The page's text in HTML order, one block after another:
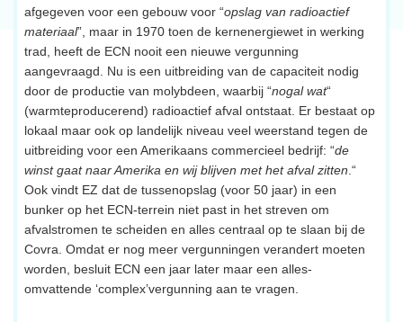
afgegeven voor een gebouw voor “opslag van radioactief
materiaal”, maar in 1970 toen de kernenergiewet in werking
trad, heeft de ECN nooit een nieuwe vergunning
aangevraagd. Nu is een uitbreiding van de capaciteit nodig
door de productie van molybdeen, waarbij “nogal wat“
(warmteproducerend) radioactief afval ontstaat. Er bestaat op
lokaal maar ook op landelijk niveau veel weerstand tegen de
uitbreiding voor een Amerikaans commercieel bedrijf: “de
winst gaat naar Amerika en wij blijven met het afval zitten .“
Ook vindt EZ dat de tussenopslag (voor 50 jaar) in een
bunker op het ECN-terrein niet past in het streven om
afvalstromen te scheiden en alles centraal op te slaan bij de
Covra. Omdat er nog meer vergunningen verandert moeten
worden, besluit ECN een jaar later maar een alles-
omvattende ‘complex’vergunning aan te vragen.